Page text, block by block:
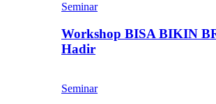
Seminar
Workshop BISA BIKIN
Hadir
Seminar